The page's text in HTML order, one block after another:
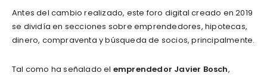
Antes del cambio realizado, este foro digital creado en 2019
se dividía en secciones sobre emprendedores, hipotecas,
dinero, compraventa y búsqueda de socios, principalmente.
Tal como ha señalado el emprendedor Javier Bosch,